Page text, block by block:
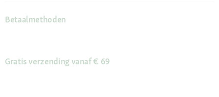
Betaalmethoden
Gratis verzending vanaf € 69